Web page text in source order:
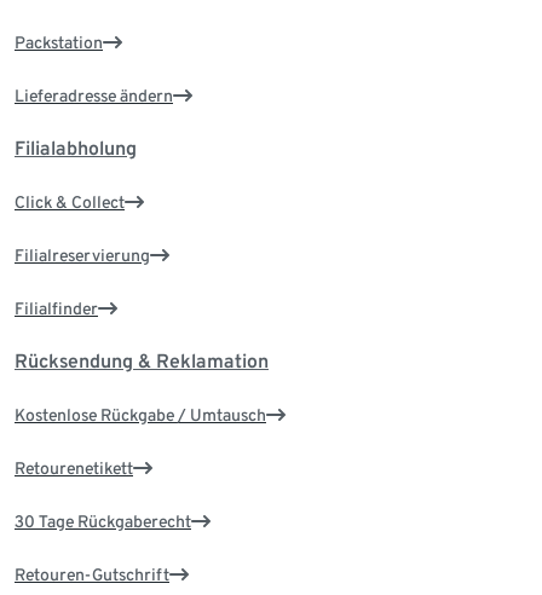
Packstation
Lieferadresse ändern
Filialabholung
Click & Collect
Filialreservierung
Filialfinder
Rücksendung & Reklamation
Kostenlose Rückgabe / Umtausch
Retourenetikett
30 Tage Rückgaberecht
Retouren-Gutschrift